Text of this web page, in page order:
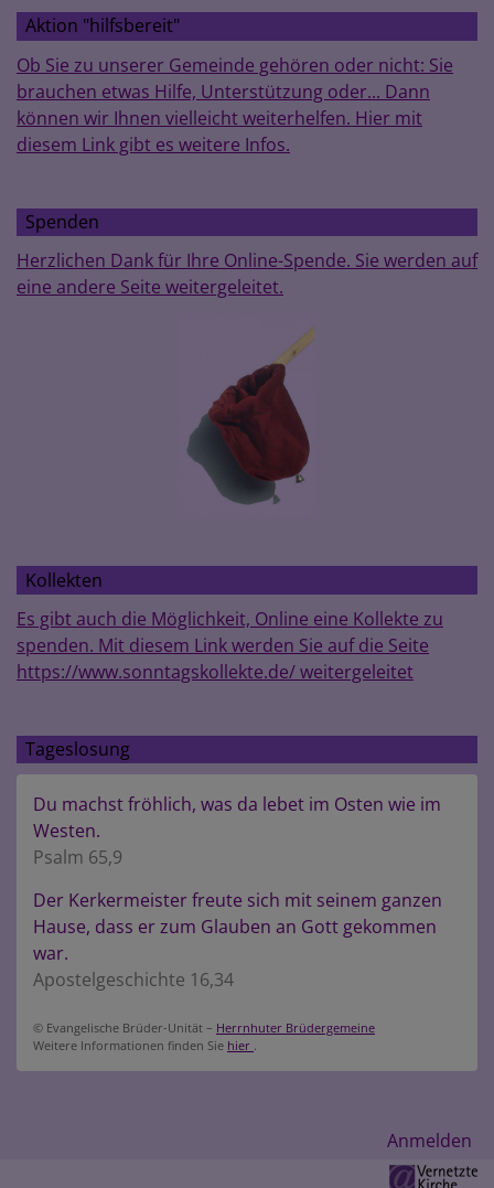
Aktion "hilfsbereit"
Ob Sie zu unserer Gemeinde gehören oder nicht: Sie
brauchen etwas Hilfe, Unterstützung oder... Dann
können wir Ihnen vielleicht weiterhelfen. Hier mit
diesem Link gibt es weitere Infos.
Spenden
Herzlichen Dank für Ihre Online-Spende. Sie werden auf
eine andere Seite weitergeleitet.
Kollekten
Es gibt auch die Möglichkeit, Online eine Kollekte zu
spenden. Mit diesem Link werden Sie auf die Seite
https://www.sonntagskollekte.de/ weitergeleitet
Tageslosung
Du machst fröhlich, was da lebet im Osten wie im
Westen.
Psalm 65,9
Der Kerkermeister freute sich mit seinem ganzen
Hause, dass er zum Glauben an Gott gekommen
war.
Apostelgeschichte 16,34
© Evangelische Brüder-Unität – Herrnhuter Brüdergemeine
Weitere Informationen finden Sie hier .
Anmelden